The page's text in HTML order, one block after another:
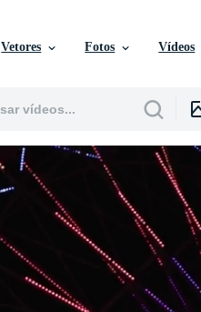
Vetores Fotos Vídeos